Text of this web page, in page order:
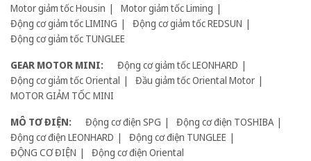
Motor giảm tốc Housin
Motor giảm tốc Liming
Động cơ giảm tốc LIMING
Động cơ giảm tốc REDSUN
Động cơ giảm tốc TUNGLEE
GEAR MOTOR MINI:
Động cơ giảm tốc LEONHARD
Động cơ giảm tốc Oriental
Đầu giảm tốc Oriental Motor
MOTOR GIẢM TỐC MINI
MÔ TƠ ĐIỆN:
Động cơ điện SPG
Động cơ điện TOSHIBA
Động cơ điện LEONHARD
Động cơ điện TUNGLEE
ĐỘNG CƠ ĐIỆN
Động cơ điện Oriental